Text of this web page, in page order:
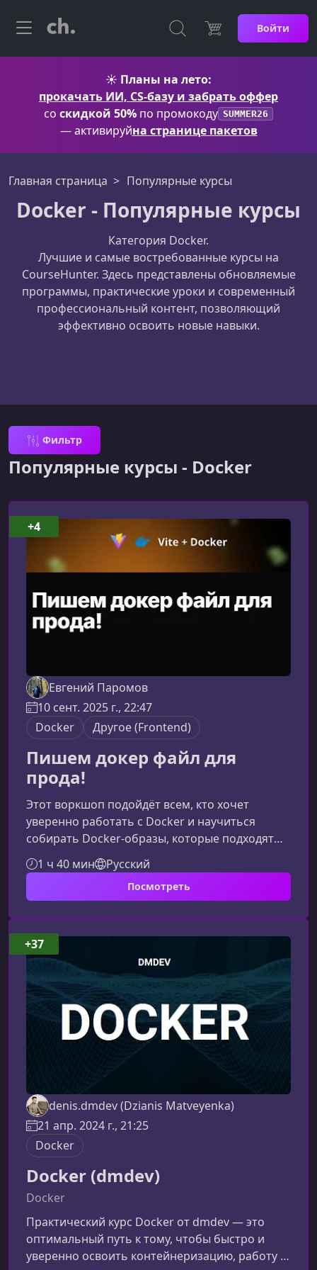
Войти
☀️ Планы на лето:
прокачать ИИ, CS-базу и забрать оффер
со скидкой 50% по промокоду SUMMER26
— активируйна странице пакетов
Главная страница Популярные курсы
Docker - Популярные курсы
Категория Docker.
Лучшие и самые востребованные курсы на
CourseHunter. Здесь представлены обновляемые
программы, практические уроки и современный
профессиональный контент, позволяющий
эффективно освоить новые навыки.
Фильтр
Популярные курсы - Docker
Евгений Паромов
10 сент. 2025 г., 22:47
Docker
Другое (Frontend)
Пишем докер файл для
прода!
Этот воркшоп подойдёт всем, кто хочет
уверенно работать с Docker и научиться
собирать Docker‑образы, которые подходят
для продакшена. Вы разберёте внутренние
механизмы контейнеризации, оптимизацию
сборки и эффективные техники разработки,
избегать типичных ошибок.Что вы узнаете на
воркшопеПрограмма строится вокруг
реальных рабочих задач и практических
примеров. Участники разберут ключевые
техники создания над
1 ч 40 мин Русский
Посмотреть
+4
denis.dmdev (Dzianis Matveyenka)
21 апр. 2024 г., 21:25
Docker
Docker (dmdev)
Docker
Практический курс Docker от dmdev — это
оптимальный путь к тому, чтобы быстро и
уверенно освоить контейнеризацию, работу с
+37